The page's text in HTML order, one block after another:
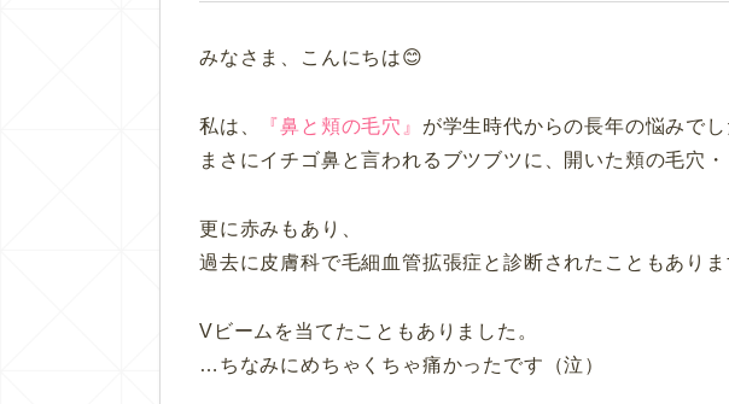
みなさま、こんにちは😊
私は、 『鼻と頬の毛穴』 が学生時代からの長年の悩みでし
まさにイチゴ鼻と言われるブツブツに、開いた頬の毛穴
更に赤みもあり、
過去に皮膚科で毛細血管拡張症と診断されたこともありま
Vビームを当てたこともありました。
…ちなみにめちゃくちゃ痛かったです（泣）